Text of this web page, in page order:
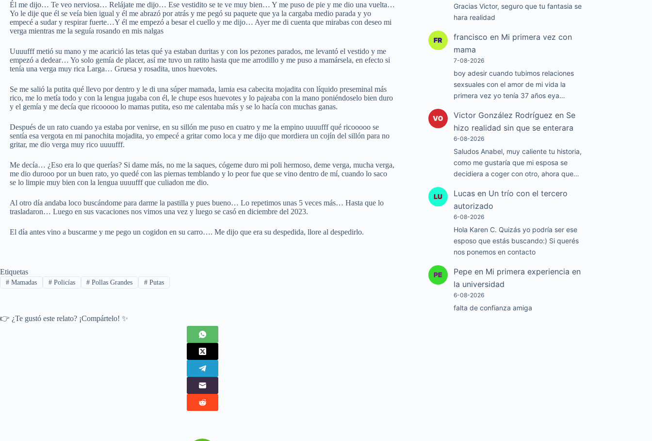
Él me dijo… Te veo nerviosa… Relájate me dijo… Ese vestidito se te ve muy bien… Y me puso de pie y me dio una vuelta…
Yo le dije que él se veía bien igual y él me abrazó por atrás y me pegó su paquete que ya la cargaba medio parada y yo
empecé a sudar y respirar fuerte…Y él me empezó a besar el cuello y me dijo… Ayer me di cuenta que mirabas con deseo mi
verga mientras me la seguía rosando en mis nalgas
Uuuufff metió su mano y me acarició las tetas qué ya estaban duritas y con los pezones parados, me levantó el vestido y me
empezó a dedear… Yo solo gemía de placer, así me tuvo un ratito hasta que me arrodillo y me puso a mamársela, en efecto si
tenía una verga muy rica Larga… Gruesa y rosadita, unos huevotes.
Se me salió la putita qué llevo por dentro y le di una súper mamada, lamia esa cabecita mojadita con líquido preseminal más
rico, me lo metía todo y con la lengua jugaba con él, le chupe esos huevotes y lo pajeaba con la mano poniéndoselo bien duro
y el gemía y me decía que ricooooo lo mamas putita, eso me calentaba más y se lo hacía con muchas ganas.
Después de un rato cuando ya estaba por venirse, en su sillón me puso en cuatro y me la empino uuuufff qué ricooooo se
sentía esa vergota en mi panochita mojadita, yo empecé a gritar como loca y me dijo que mordiera un cojín del sillón para no
gritar, me dio verga muy rico uuuufff.
Me decía… ¿Eso era lo que querías? Si dame más, no me la saques, cógeme duro mi poli hermoso, deme verga, mucha verga,
me dio durooo por un buen rato, yo quedé con las piernas temblando y lo peor fue que se vino dentro de mí, cuando lo saco
se lo limpie muy bien con la lengua uuuufff que culiadon me dio.
Al otro día andaba loco buscándome para darme la pastilla y pues bueno… Lo repetimos unas 5 veces más… Hasta que lo
trasladaron… Luego en sus vacaciones nos vimos una vez y luego se casó en diciembre del 2023.
El día antes vino a buscarme y me pego un cogidon en su carro…. Me dijo que era su despedida, llore al despedirlo.
Etiquetas
#Mamadas #Policías # Pollas Grandes # Putas
👉 ¿Te gustó este relato? ¡Compártelo! ✨
Gracias Victor, seguro que tu fantasia se
hara realidad
francisco en Mi primera vez con
mama
7-08-2026
boy adesir cuando tubimos relaciones
sexsuales con el amor de mi vida la
primera vez yo tenía 37 años eya…
Victor González Rodríguez en Se
hizo realidad sin que se enterara
6-08-2026
Saludos Anabel, muy caliente tu historia,
como me gustaría que mi esposa se
decidiera a coger con otro, ahora que…
Lucas en Un trío con el tercero
autorizado
6-08-2026
Hola Karen C. Quizás yo podría ser ese
esposo que estás buscando:) Si querés
nos ponemos en contacto
Pepe en Mi primera experiencia en
la universidad
6-08-2026
falta de confianza amiga